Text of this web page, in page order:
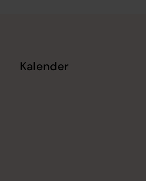
Kalender